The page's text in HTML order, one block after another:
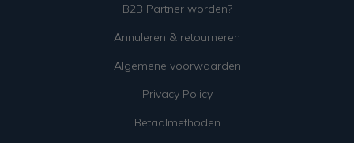
B2B Partner worden?
Annuleren & retourneren
Algemene voorwaarden
Privacy Policy
Betaalmethoden